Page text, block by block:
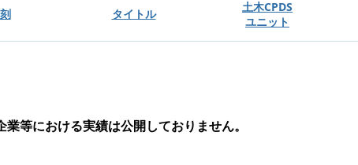
タイトル
土木CPDS
ユニット
等における実績は公開しておりません。